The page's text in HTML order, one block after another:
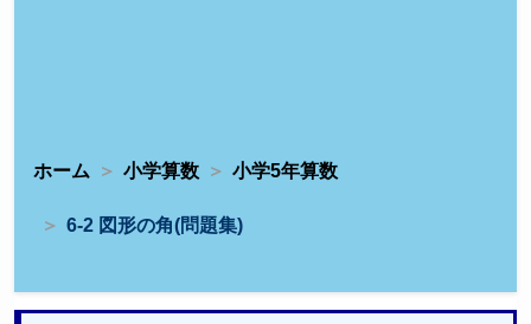
ホーム 小学算数 小学5年算数
6-2 図形の角(問題集)